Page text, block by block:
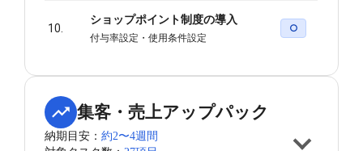
10.
ショップポイント制度の導入
付与率設定・使用条件設定
○
集客・売上アップパック
納期目安：約2〜4週間